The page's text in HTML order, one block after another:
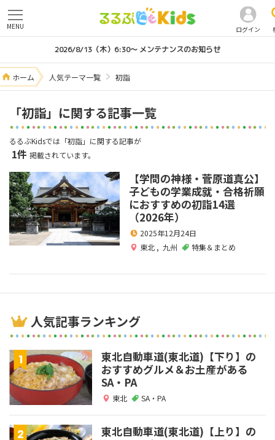
ログイン
MENU
2026/8/13（木）6:30～ メンテナンスのお知らせ
ホーム 人気テーマ一覧 初詣
「初詣」に関する記事一覧
るるぶKidsでは「初詣」に関する記事が
1件 掲載されています。
【学問の神様・菅原道真公】
子どもの学業成就・合格祈願
におすすめの初詣14選
（2026年）
2025年12月24日
東北 , 九州 特集＆まとめ
人気記事ランキング
東北自動車道(東北道)【下り】の
おすすめグルメ＆お土産がある
SA・PA
東北 SA・PA
東北自動車道(東北道)【上り】の